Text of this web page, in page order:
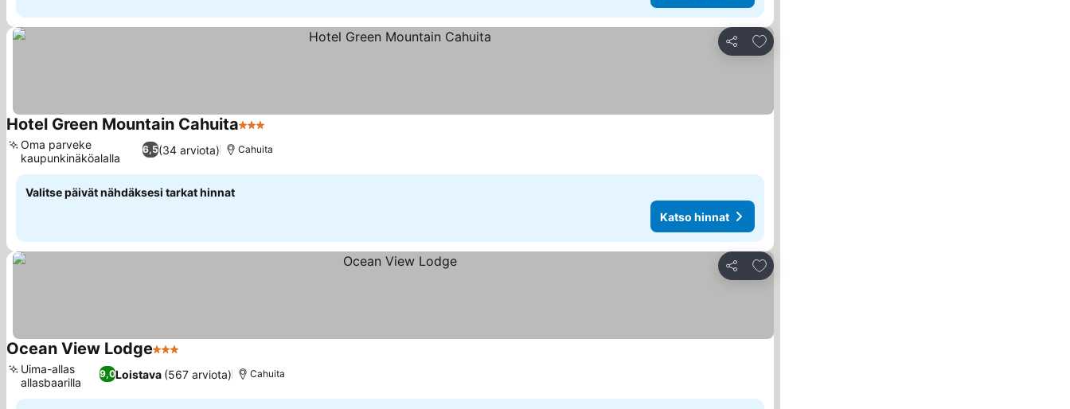
Jaa
Lisää suosikkeihin
Hotel Green Mountain Cahuita3 Tähtiluokitus
6,5(34 arviota)
Oma parveke
kaupunkinäköalalla
Cahuita
Valitse päivät nähdäksesi tarkat hinnat
Katso hinnat
Jaa
Lisää suosikkeihin
Ocean View Lodge3 Tähtiluokitus
9,0Loistava (567 arviota)
Uima-allas
allasbaarilla
Cahuita